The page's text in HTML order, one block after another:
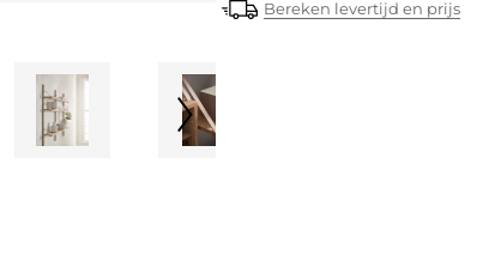
Bereken levertijd en prijs